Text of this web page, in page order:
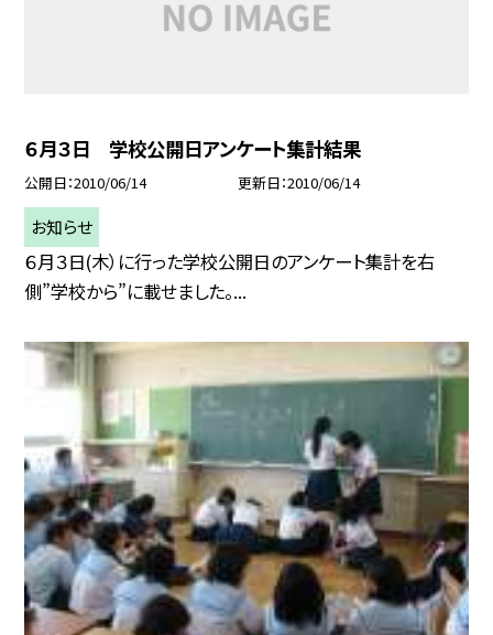
６月３日 学校公開日アンケート集計結果
公開日 2010/06/14 更新日 2010/06/14
お知らせ
６月３日(木）に行った学校公開日のアンケート集計を右
側”学校から”に載せました。...